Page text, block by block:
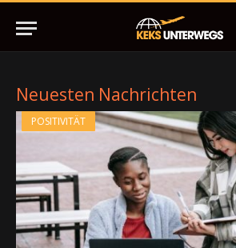
Neuesten Nachrichten
POSITIVITÄT